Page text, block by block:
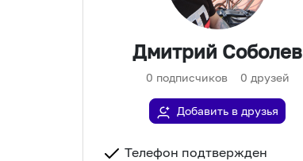
Дмитрий Соболев
0 подписчиков 0 друзей
Добавить в друзья
Телефон подтвержден